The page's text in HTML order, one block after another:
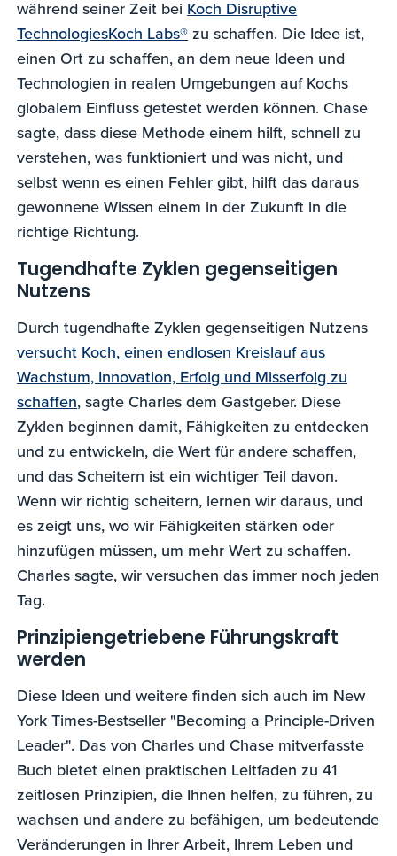
während seiner Zeit bei Koch Disruptive
TechnologiesKoch Labs® zu schaffen. Die Idee ist,
einen Ort zu schaffen, an dem neue Ideen und
Technologien in realen Umgebungen auf Kochs
globalem Einfluss getestet werden können. Chase
sagte, dass diese Methode einem hilft, schnell zu
verstehen, was funktioniert und was nicht, und
selbst wenn es einen Fehler gibt, hilft das daraus
gewonnene Wissen einem in der Zukunft in die
richtige Richtung.
Tugendhafte Zyklen gegenseitigen
Nutzens
Durch tugendhafte Zyklen gegenseitigen Nutzens
versucht Koch, einen endlosen Kreislauf aus
Wachstum, Innovation, Erfolg und Misserfolg zu
schaffen, sagte Charles dem Gastgeber. Diese
Zyklen beginnen damit, Fähigkeiten zu entdecken
und zu entwickeln, die Wert für andere schaffen,
und das Scheitern ist ein wichtiger Teil davon.
Wenn wir richtig scheitern, lernen wir daraus, und
es zeigt uns, wo wir Fähigkeiten stärken oder
hinzufügen müssen, um mehr Wert zu schaffen.
Charles sagte, wir versuchen das immer noch jeden
Tag.
Prinzipiengetriebene Führungskraft
werden
Diese Ideen und weitere finden sich auch im New
York Times-Bestseller "Becoming a Principle-Driven
Leader". Das von Charles und Chase mitverfasste
Buch bietet einen praktischen Leitfaden zu 41
zeitlosen Prinzipien, die Ihnen helfen, zu führen, zu
wachsen und andere zu befähigen, um bedeutende
Veränderungen in Ihrer Arbeit, Ihrem Leben und